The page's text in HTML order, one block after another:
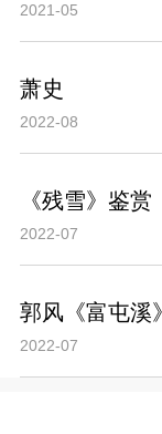
2021-05
萧史
2022-08
《残雪》鉴赏
2022-07
郭风《富屯溪
2022-07